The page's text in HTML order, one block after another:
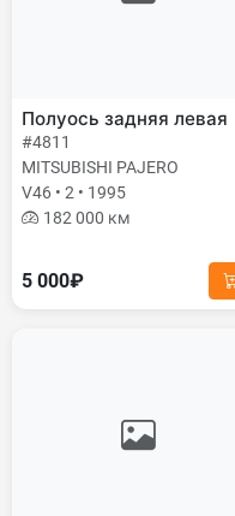
Полуось задняя левая
#4811
MITSUBISHI PAJERO
V46 • 2 • 1995
182 000 км
5 000₽